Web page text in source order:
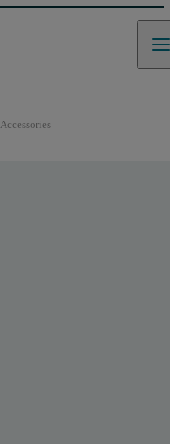
Accessories